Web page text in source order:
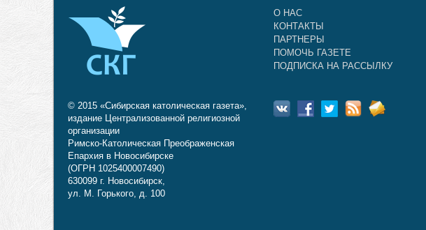
© 2015 «Сибирская католическая газета»,
издание Централизованной религиозной
организации
Римско-Католическая Преображенская
Епархия в Новосибирске
(ОГРН 1025400007490)
630099 г. Новосибирск,
ул. М. Горького, д. 100
О НАС
КОНТАКТЫ
ПАРТНЕРЫ
ПОМОЧЬ ГАЗЕТЕ
ПОДПИСКА НА РАССЫЛКУ